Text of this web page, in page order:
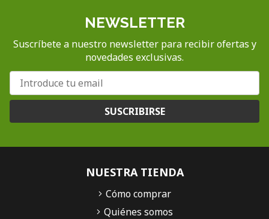
NEWSLETTER
Suscríbete a nuestro newsletter para recibir ofertas y
novedades exclusivas.
SUSCRIBIRSE
NUESTRA TIENDA
Cómo comprar
Quiénes somos